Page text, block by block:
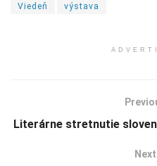
Viedeň výstava
Literárne stretnutie